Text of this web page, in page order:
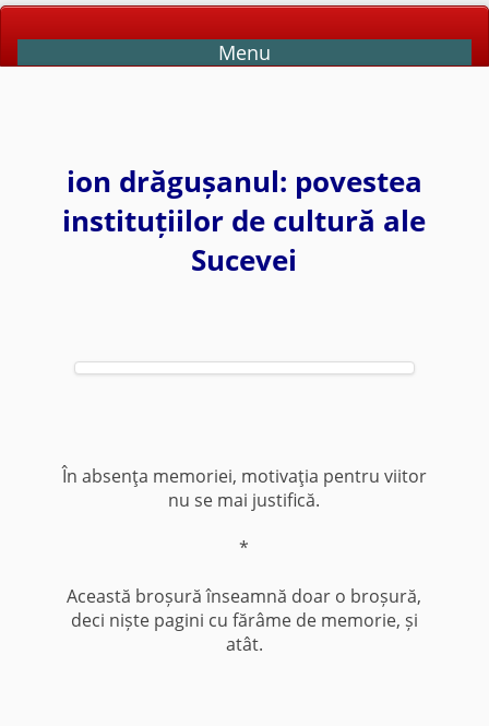
Menu
ion drăgușanul: povestea
instituțiilor de cultură ale
Sucevei
În absenţa memoriei, motivaţia pentru viitor
nu se mai justifică.
*
Această broșură înseamnă doar o broșură,
deci niște pagini cu fărâme de memorie, și
atât.